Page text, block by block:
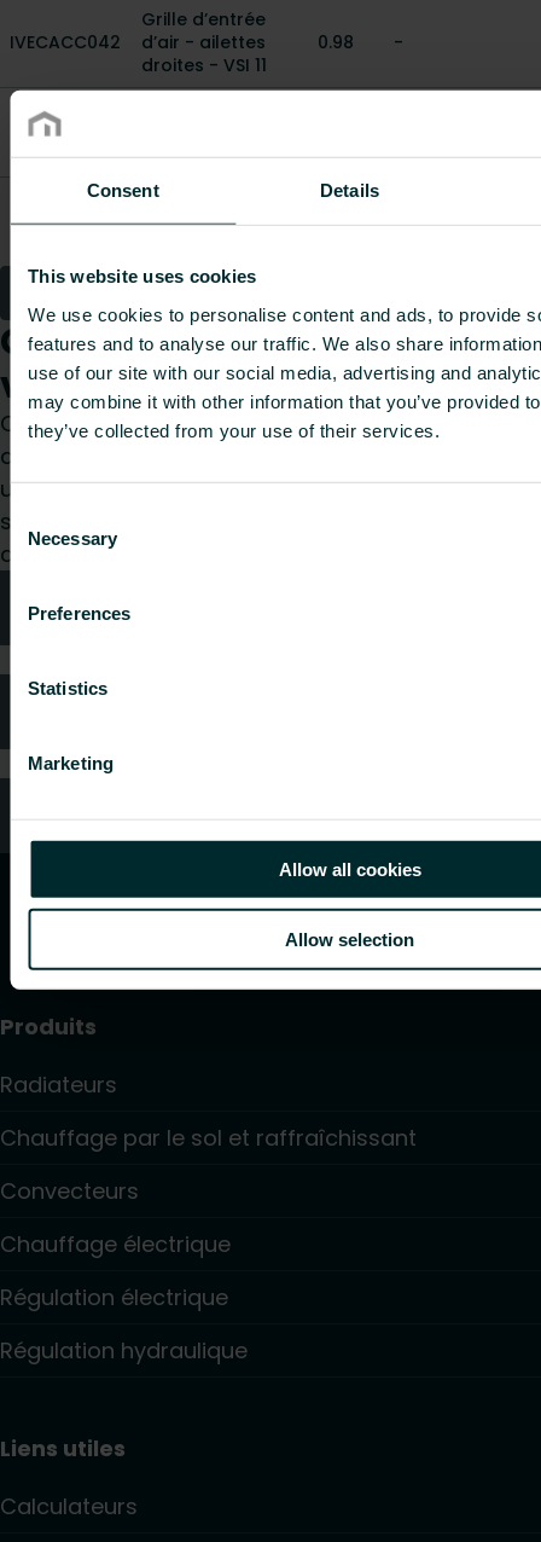
Consent Details
This website uses cookies
We use cookies to personalise content and ads, to provide
features and to analyse our traffic. We also share
use of our site with our social media, advertising and
may combine it with other information that you’ve provided
they’ve collected from your use of their services.
Selection
Necessary
Preferences
Statistics
Marketing
Allow all cookies
Allow selection
IVECACC042
Grille d’entrée
d’air - ailettes
droites - VSI 11
0.98 -
IVECACC043
droites - VSI 13
IVECACC044
Grille d’entrée
d’air - ailettes
1.53 -
1 2
Comment pouvons-nous
vous aider ?
Que vous soyez prescripteur, installateur,
architecte, bureau d’études, distributeur ou
utilisateur final, choisissez une catégorie et nous
serons ravis de prendre en charge votre
demande.
Conseils techniques
Produits
Radiateurs
Chauffage par le sol et raffraîchissant
Convecteurs
Chauffage électrique
Régulation électrique
Régulation hydraulique
Liens utiles
Calculateurs